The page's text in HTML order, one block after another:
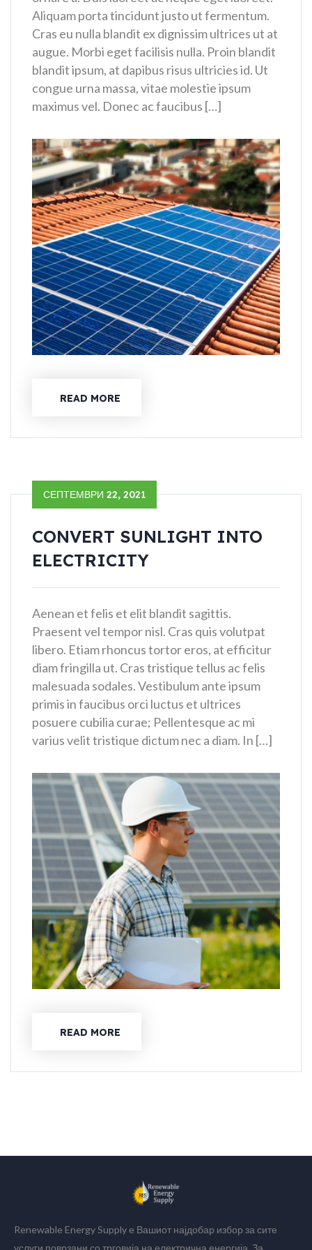
Aliquam porta tincidunt justo ut fermentum.
Cras eu nulla blandit ex dignissim ultrices ut at
augue. Morbi eget facilisis nulla. Proin blandit
blandit ipsum, at dapibus risus ultricies id. Ut
congue urna massa, vitae molestie ipsum
maximus vel. Donec ac faucibus […]
READ MORE
СЕПТЕМВРИ 22, 2021
CONVERT SUNLIGHT INTO
ELECTRICITY
Aenean et felis et elit blandit sagittis.
Praesent vel tempor nisl. Cras quis volutpat
libero. Etiam rhoncus tortor eros, at efficitur
diam fringilla ut. Cras tristique tellus ac felis
malesuada sodales. Vestibulum ante ipsum
primis in faucibus orci luctus et ultrices
posuere cubilia curae; Pellentesque ac mi
varius velit tristique dictum nec a diam. In […]
READ MORE
Renewable Energy Supply е Вашиот најдобар избор за сите
услуги поврзани со трговија на електрична енергија. За